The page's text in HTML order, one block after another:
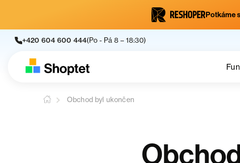
Potkáme
+420 604 600 444(Po - Pá 8 – 18:30)
Obchod byl ukončen